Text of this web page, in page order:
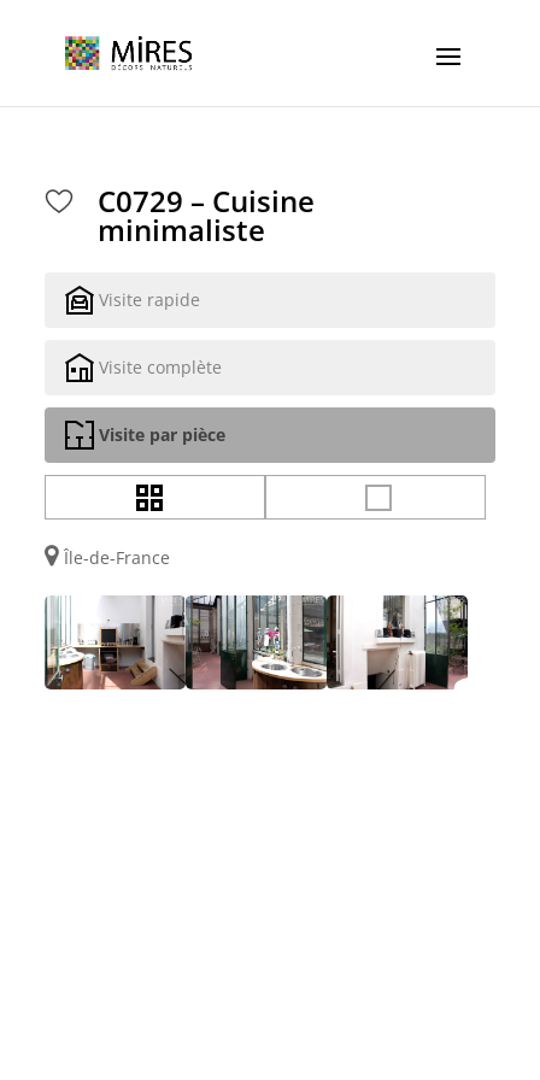
C0729 – Cuisine
minimaliste
Visite rapide
Visite complète
Visite par pièce
Île-de-France